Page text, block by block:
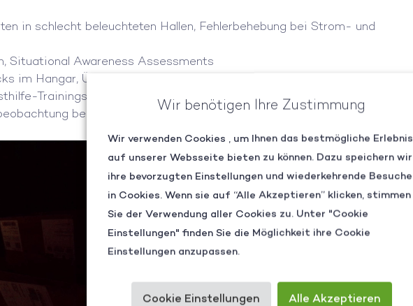
in schlecht beleuchteten Hallen, Fehlerbehebung bei Strom- und
Situational Awareness Assessments
im Hangar, Überprüfung von Instrumenten
Trainings
bei DämmerungWir benötigen Ihre Zustimmung
Wir verwenden Cookies , um Ihnen das bestmögliche Erlebnis
auf unserer Websseite bieten zu können. Dazu speichern wir
ihre bevorzugten Einstellungen und wiederkehrende Besuche
in Cookies. Wenn sie auf “Alle Akzeptieren” klicken, stimmen
Sie der Verwendung aller Cookies zu. Unter "Cookie
Einstellungen" finden Sie die Möglichkeit ihre Cookie
Einstellungen anzupassen.
Cookie Einstellungen Alle Akzeptieren